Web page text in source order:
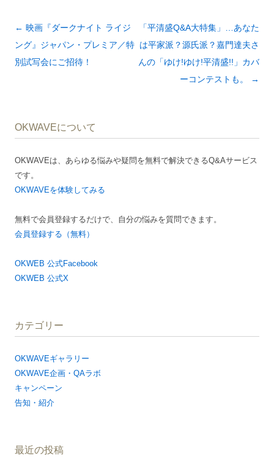
投
稿
ナ
シ
ン
← 映画『ダークナイト ライジ
ング』ジャパン・プレミア／特
別試写会にご招待！
「平清盛Q&A大特集」…あなた
は平家派？源氏派？嘉門達夫さ
んの「ゆけ!ゆけ!平清盛!!」カバ
ーコンテストも。
→
OKWAVEについて
OKWAVEは、あらゆる悩みや疑問を無料で解決できるQ&Aサービス
です。
OKWAVEを体験してみる
無料で会員登録するだけで、自分の悩みを質問できます。
会員登録する（無料）
OKWEB 公式Facebook
OKWEB 公式X
カテゴリー
OKWAVEギャラリー
OKWAVE企画・QAラボ
キャンペーン
告知・紹介
最近の投稿